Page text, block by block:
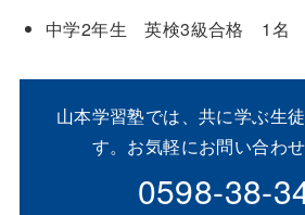
中学2年生 英検3級合格 1名
山本学習塾では、共に学ぶ生
す。お気軽にお問い合わせ
0598-38-